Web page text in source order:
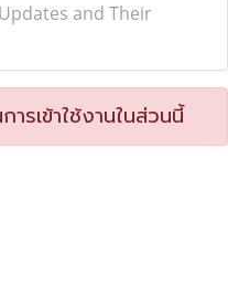
and Their
รเข้าใช้งานในส่วนนี้